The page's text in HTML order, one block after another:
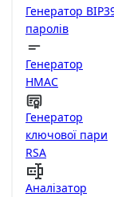
Генератор
паролів
Генератор
HMAC
Генератор
ключової пари
RSA
Аналізатор